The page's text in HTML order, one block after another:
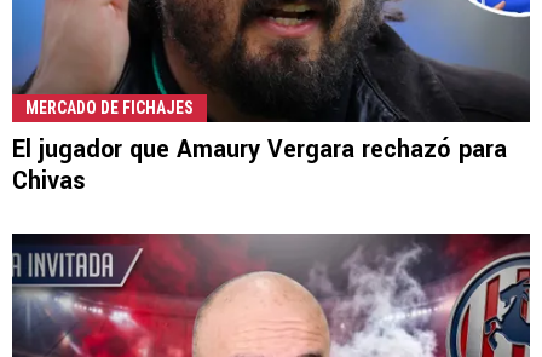
MERCADO DE FICHAJES
El jugador que Amaury Vergara rechazó para
Chivas